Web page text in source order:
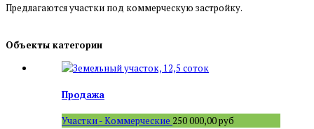
Предлагаются участки под коммерческую застройку.
Объекты категории
Продажа
Участки - Коммерческие 250 000,00 руб